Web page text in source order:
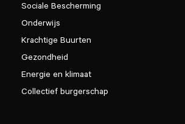
Sociale Bescherming
Onderwijs
Krachtige Buurten
Gezondheid
Energie en klimaat
Collectief burgerschap